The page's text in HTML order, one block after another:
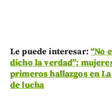
Le puede interesar: “No
dicho la verdad”:
primeros hallazgos en
de lucha